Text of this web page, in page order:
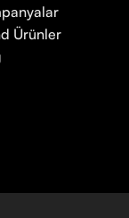
Ürünler